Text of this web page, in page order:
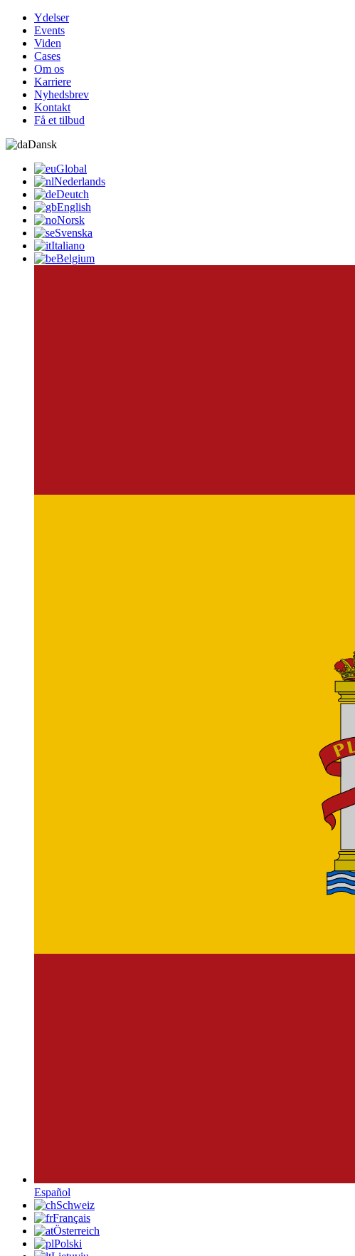
Ydelser
Events
Viden
Cases
Om os
Karriere
Nyhedsbrev
Kontakt
Få et tilbud
Dansk
Global
Nederlands
Deutch
English
Norsk
Svenska
Italiano
Belgium
Español
Schweiz
Français
Österreich
Polski